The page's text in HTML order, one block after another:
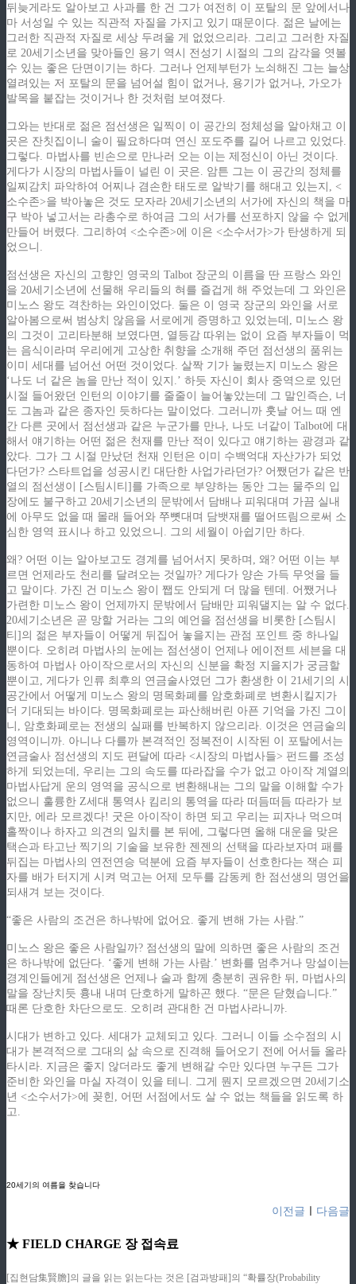
뒤늦게라도 알아보고 사과를 한 건 그가 여전히 이 포탈의 문 앞에서나
마 서성일 수 있는 직관적 자질을 가지고 있기 때문이다. 젊은 날에는
그러한 직관적 자질로 세상 두려울 게 없었으리라. 그리고 그러한 자질
로 20세기소년을 맞아들인 용기 역시 전성기 시절의 그의 감각을 엿볼
수 있는 좋은 단면이기는 하다. 그러나 언제부턴가 노쇠해진 그는 늘상
열려있는 저 포탈의 문을 넘어설 힘이 없거나, 용기가 없거나, 가오가
발목을 붙잡는 것이거나 한 것처럼 보여졌다.
그와는 반대로 젊은 점선생은 일찍이 이 공간의 정체성을 알아채고 이
곳은 잔칫집이니 술이 필요하다며 연신 포도주를 길어 나르고 있었다.
그렇다. 마법사를 빈손으로 만나러 오는 이는 제정신이 아닌 것이다.
게다가 시장의 마법사들이 널린 이 곳은. 암튼 그는 이 공간의 정체를
일찌감치 파악하여 어찌나 겸손한 태도로 알박기를 해대고 있는지, <
소수존>을 박아놓은 것도 모자라 20세기소년의 서가에 자신의 책을 마
구 박아 넣고서는 라총수로 하여금 그의 서가를 선포하지 않을 수 없게
만들어 버렸다. 그리하여 <소수존>에 이은 <소수서가>가 탄생하게 되
었으니.
점선생은 자신의 고향인 영국의 Talbot 장군의 이름을 딴 프랑스 와인
을 20세기소년에 선물해 우리들의 혀를 즐겁게 해 주었는데 그 와인은
미노스 왕도 격찬하는 와인이었다. 둘은 이 영국 장군의 와인을 서로
알아봄으로써 범상치 않음을 서로에게 증명하고 있었는데, 미노스 왕
의 그것이 고리타분해 보였다면, 열등감 따위는 없이 요즘 부자들이 먹
는 음식이라며 우리에게 고상한 취향을 소개해 주던 점선생의 품위는
이미 세대를 넘어선 어떤 것이었다. 살짝 기가 눌렸는지 미노스 왕은
‘나도 너 같은 놈을 만난 적이 있지.’ 하듯 자신이 회사 중역으로 있던
시절 들어왔던 인턴의 이야기를 줄줄이 늘어놓았는데 그 말인즉슨, 너
도 그놈과 같은 종자인 듯하다는 말이었다. 그러니까 훗날 어느 때 엔
간 다른 곳에서 점선생과 같은 누군가를 만나, 나도 너같이 Talbot에 대
해서 얘기하는 어떤 젊은 천재를 만난 적이 있다고 얘기하는 광경과 같
았다. 그가 그 시절 만났던 천재 인턴은 이미 수백억대 자산가가 되었
다던가? 스타트업을 성공시킨 대단한 사업가라던가? 어쨌던가 같은 반
열의 점선생이 [스팀시티]를 가족으로 부양하는 동안 그는 물주의 입
장에도 불구하고 20세기소년의 문밖에서 담배나 피워대며 가끔 실내
에 아무도 없을 때 몰래 들어와 쭈뼛대며 담뱃재를 떨어뜨림으로써 소
심한 영역 표시나 하고 있었으니. 그의 세월이 아쉽기만 하다.
왜? 어떤 이는 알아보고도 경계를 넘어서지 못하며, 왜? 어떤 이는 부
르면 언제라도 천리를 달려오는 것일까? 게다가 양손 가득 무엇을 들
고 말이다. 가진 건 미노스 왕이 쨉도 안되게 더 많을 텐데. 어쨌거나
가련한 미노스 왕이 언제까지 문밖에서 담배만 피워댈지는 알 수 없다.
20세기소년은 곧 망할 거라는 그의 예언을 점선생을 비롯한 [스팀시
티]의 젊은 부자들이 어떻게 뒤집어 놓을지는 관점 포인트 중 하나일
뿐이다. 오히려 마법사의 눈에는 점선생이 언제나 에이전트 세븐을 대
동하여 마법사 아이작으로서의 자신의 신분을 확정 지을지가 궁금할
뿐이고, 게다가 인류 최후의 연금술사였던 그가 환생한 이 21세기의 시
공간에서 어떻게 미노스 왕의 명목화폐를 암호화폐로 변환시킬지가
더 기대되는 바이다. 명목화폐로는 파산해버린 아픈 기억을 가진 그이
니, 암호화폐로는 전생의 실패를 반복하지 않으리라. 이것은 연금술의
영역이니까. 아니나 다를까 본격적인 정복전이 시작된 이 포탈에서는
연금술사 점선생의 지도 편달에 따라 <시장의 마법사들> 펀드를 조성
하게 되었는데, 우리는 그의 속도를 따라잡을 수가 없고 아이작 계열의
마법사답게 운의 영역을 공식으로 변환해내는 그의 말을 이해할 수가
없으니 훌륭한 Z세대 통역사 킴리의 통역을 따라 떠듬떠듬 따라가 보
지만, 에라 모르겠다! 굿은 아이작이 하면 되고 우리는 피자나 먹으며
홀짝이나 하자고 의견의 일치를 본 뒤에, 그렇다면 올해 대운을 맞은
택슨과 타고난 찍기의 기술을 보유한 젠젠의 선택을 따라보자며 패를
뒤집는 마법사의 연전연승 덕분에 요즘 부자들이 선호한다는 잭슨 피
자를 배가 터지게 시켜 먹고는 어제 모두를 감동케 한 점선생의 명언을
되새겨 보는 것이다.
“좋은 사람의 조건은 하나밖에 없어요. 좋게 변해 가는 사람.”
미노스 왕은 좋은 사람일까? 점선생의 말에 의하면 좋은 사람의 조건
은 하나밖에 없단다. ‘좋게 변해 가는 사람.’ 변화를 멈추거나 망설이는
경계인들에게 점선생은 언제나 술과 함께 충분히 권유한 뒤, 마법사의
말을 장난치듯 흉내 내며 단호하게 말하곤 했다. “문은 닫혔습니다.”
때론 단호한 차단으로도. 오히려 관대한 건 마법사라니까.
시대가 변하고 있다. 세대가 교체되고 있다. 그러니 이들 소수점의 시
대가 본격적으로 그대의 삶 속으로 진격해 들어오기 전에 어서들 올라
타시라. 지금은 좋지 않더라도 좋게 변해갈 수만 있다면 누구든 그가
준비한 와인을 마실 자격이 있을 테니. 그게 뭔지 모르겠으면 20세기소
년 <소수서가>에 꽂힌, 어떤 서점에서도 살 수 없는 책들을 읽도록 하
고.
20세기의 여름을 찾습니다
이전글 다음글
★ FIELD CHARGE 장 접속료
[집현담集賢膽]의 글을 읽는 읽는다는 것은 [검과방패]의 “확률장(Probability